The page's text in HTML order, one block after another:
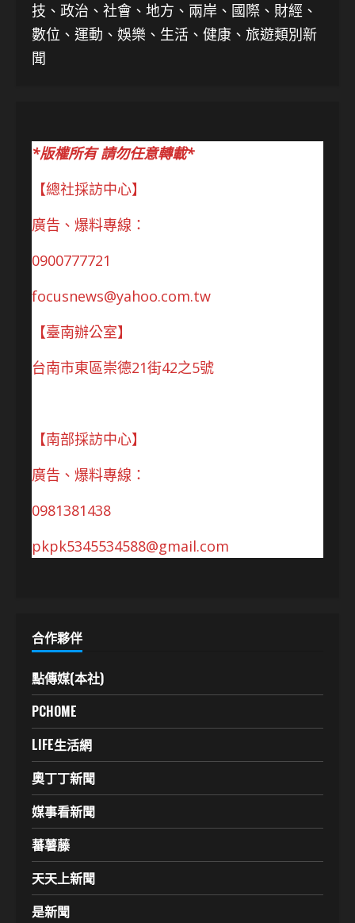
技、 政治、社會、地方、兩岸、國際、財經、
數位、運動、娛樂、生活、健康、旅遊類別新
聞
*版權所有 請勿任意轉載*
【總社採訪中心】
廣告、爆料專線：
0900777721
focusnews@yahoo.com.tw
【臺南辦公室】
台南市東區崇德21街42之5號
【南部採訪中心】
廣告、爆料專線：
0981381438
pkpk5345534588@gmail.com
合作夥伴
點傳媒(本社)
PCHOME
LIFE生活網
奧丁丁新聞
媒事看新聞
蕃薯藤
天天上新聞
是新聞